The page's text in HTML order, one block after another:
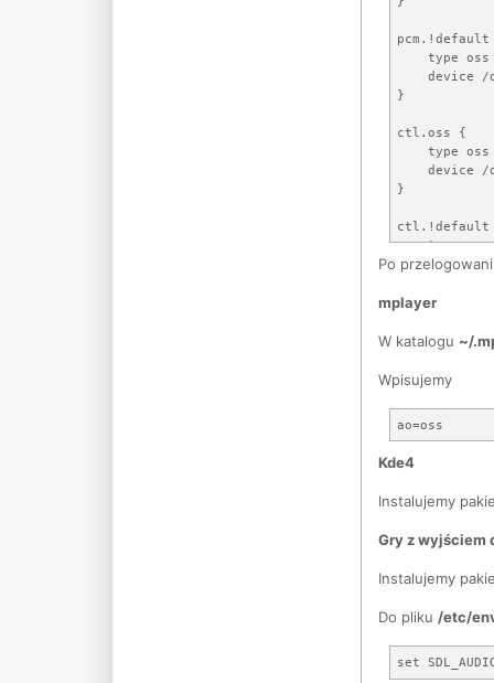
    type oss
device /
}
ctl.oss {
    type oss
device /
}
    type oss
device /
Po
mplayer
W katalogu ~/
Wpisujemy
Kde4
Instalujemy
Gry z wyjściem
Instalujemy
Do pliku /etc/